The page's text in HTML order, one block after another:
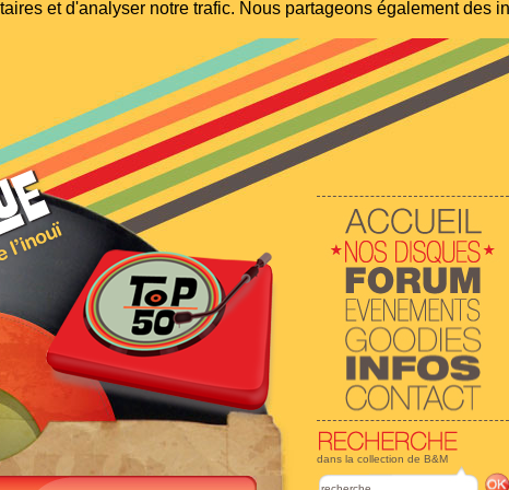
et d'analyser notre trafic. Nous partageons également des
dans la collection de B&M